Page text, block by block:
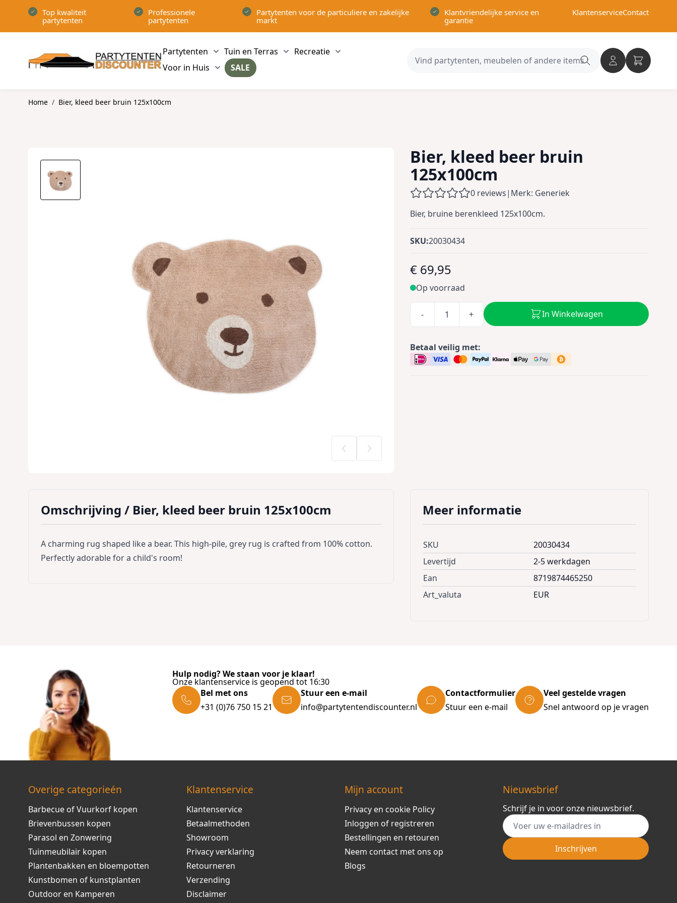
Top kwaliteit
partytenten
Professionele
partytenten
Partytenten voor de particuliere en zakelijke
markt
Klantvriendelijke service en
garantie
KlantenserviceContact
Partytenten
Show submenu for Partytenten category
Tuin en Terras
Show submenu for Tuin en Terras category
Recreatie
Show submenu for Recreatie category
Voor in Huis
Show submenu for Voor in Huis category
SALE
Search
Home / Bier, kleed beer bruin 125x100cm
Bier, kleed beer bruin
125x100cm
0 reviews| Merk: Generiek
Bier, bruine berenkleed 125x100cm.
SKU:20030434
€ 69,95
Op voorraad
- + In Winkelwagen
Betaal veilig met:
Omschrijving / Bier, kleed beer bruin 125x100cm
A charming rug shaped like a bear. This high-pile, grey rug is crafted from 100% cotton.
Perfectly adorable for a child's room!
Meer informatie
SKU
20030434
Levertijd
2-5 werkdagen
Ean
8719874465250
Art_valuta
EUR
Hulp nodig? We staan voor je klaar!
Onze klantenservice is geopend tot 16:30
Bel met ons
+31 (0)76 750 15 21
Stuur een e-mail
info@partytentendiscounter.nl
Contactformulier
Stuur een e-mail
Veel gestelde vragen
Snel antwoord op je vragen
Overige categorieén
Barbecue of Vuurkorf kopen
Brievenbussen kopen
Parasol en Zonwering
Tuinmeubilair kopen
Plantenbakken en bloempotten
Kunstbomen of kunstplanten
Outdoor en Kamperen
Klantenservice
Klantenservice
Betaalmethoden
Showroom
Privacy verklaring
Retourneren
Verzending
Disclaimer
Mijn account
Privacy en cookie Policy
Inloggen of registreren
Bestellingen en retouren
Neem contact met ons op
Blogs
Nieuwsbrief
Schrijf je in voor onze nieuwsbrief.
E-mail adres
Inschrijven